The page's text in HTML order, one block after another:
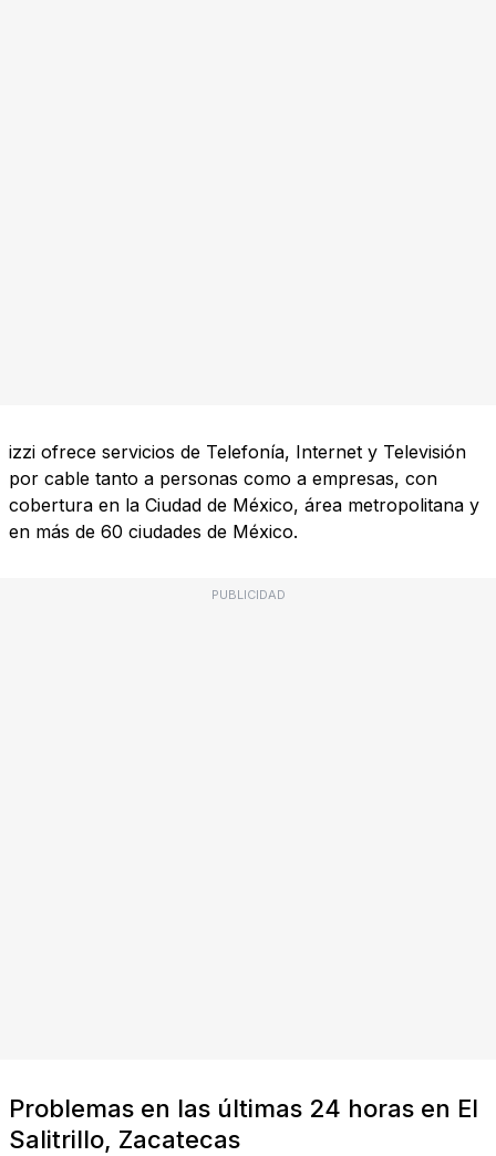
izzi ofrece servicios de Telefonía, Internet y Televisión
por cable tanto a personas como a empresas, con
cobertura en la Ciudad de México, área metropolitana y
en más de 60 ciudades de México.
PUBLICIDAD
Problemas en las últimas 24 horas en El
Salitrillo, Zacatecas